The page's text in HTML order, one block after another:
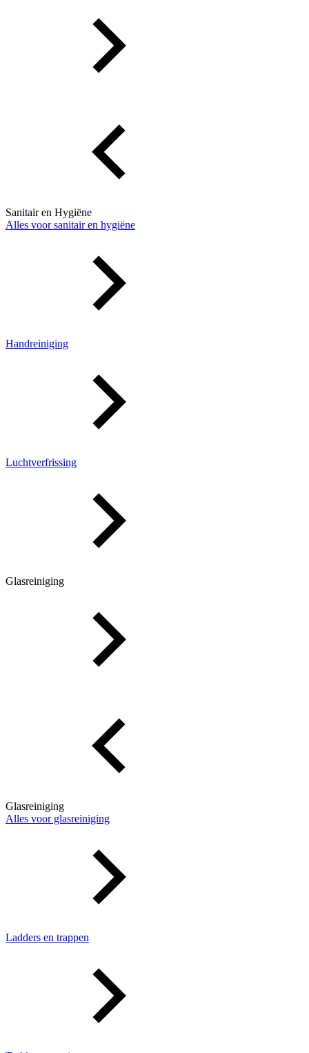
Sanitair en Hygiëne
Alles voor sanitair en hygiëne
Handreiniging
Luchtverfrissing
Glasreiniging
Glasreiniging
Alles voor glasreiniging
Ladders en trappen